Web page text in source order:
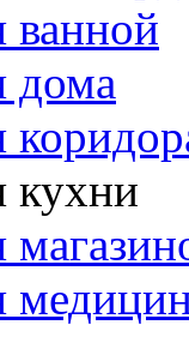
ванной
дома
кухни